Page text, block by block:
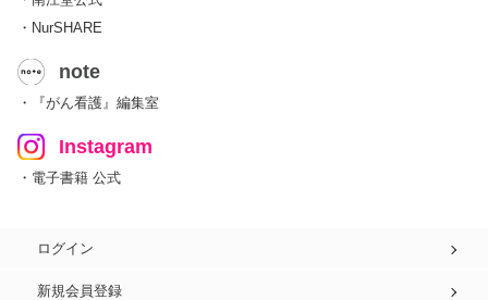
・NurSHARE
note
・『がん看護』編集室
Instagram
・電子書籍 公式
ログイン
新規会員登録